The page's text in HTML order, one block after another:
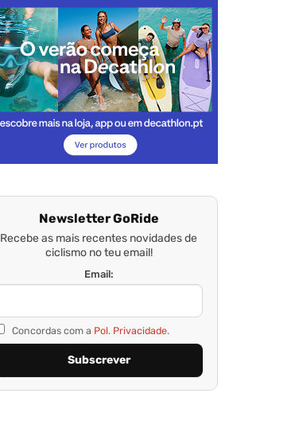
Newsletter GoRide
Recebe as mais recentes novidades de
ciclismo no teu email!
Email:
Concordas com a Pol. Privacidade.